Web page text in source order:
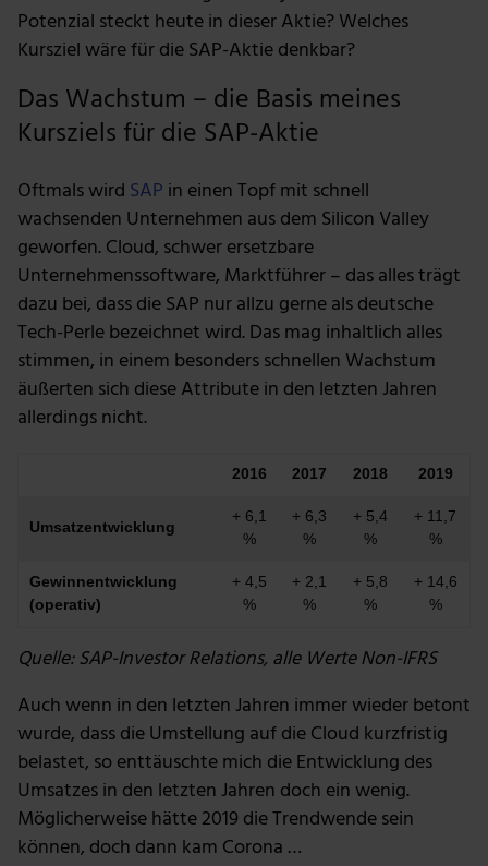
Potenzial steckt heute in dieser Aktie? Welches
Kursziel wäre für die SAP-Aktie denkbar?
Das Wachstum – die Basis meines
Kursziels für die SAP-Aktie
Oftmals wird SAP in einen Topf mit schnell
wachsenden Unternehmen aus dem Silicon Valley
geworfen. Cloud, schwer ersetzbare
Unternehmenssoftware, Marktführer – das alles trägt
dazu bei, dass die SAP nur allzu gerne als deutsche
Tech-Perle bezeichnet wird. Das mag inhaltlich alles
stimmen, in einem besonders schnellen Wachstum
äußerten sich diese Attribute in den letzten Jahren
allerdings nicht.
2016 2017 2018 2019
Umsatzentwicklung
+ 6,1
%
+ 6,3
%
+ 5,4
%
+ 11,7
%
Gewinnentwicklung
(operativ)
+ 4,5
%
+ 2,1
%
+ 5,8
%
+ 14,6
%
Quelle: SAP-Investor Relations, alle Werte Non-IFRS
Auch wenn in den letzten Jahren immer wieder betont
wurde, dass die Umstellung auf die Cloud kurzfristig
belastet, so enttäuschte mich die Entwicklung des
Umsatzes in den letzten Jahren doch ein wenig.
Möglicherweise hätte 2019 die Trendwende sein
können, doch dann kam Corona …